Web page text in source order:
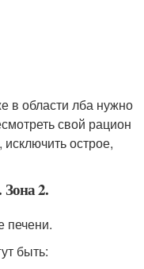
в области лба нужно
свой рацион
острое,
Зона 2.
печени.
быть: